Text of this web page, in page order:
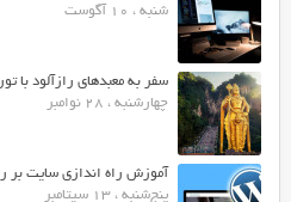
شنبه ، 10 آگوست
سفر به معبدهای رازآلود با
چهارشنبه ، 28 نوامبر
آموزش راه اندازی سایت بر
پنج‌شنبه ، 13 سپتامبر